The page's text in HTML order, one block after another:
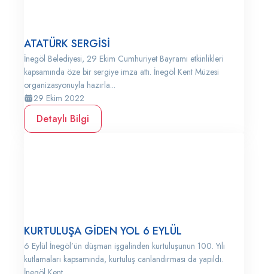
ATATÜRK SERGİSİ
İnegöl Belediyesi, 29 Ekim Cumhuriyet Bayramı etkinlikleri
kapsamında öze bir sergiye imza attı. İnegöl Kent Müzesi
organizasyonuyla hazırla...
29 Ekim 2022
Detaylı Bilgi
KURTULUŞA GİDEN YOL 6 EYLÜL
6 Eylül İnegöl’ün düşman işgalinden kurtuluşunun 100. Yılı
kutlamaları kapsamında, kurtuluş canlandırması da yapıldı.